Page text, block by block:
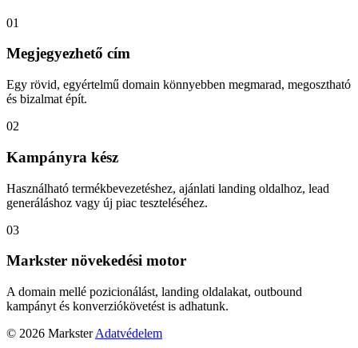
01
Megjegyezhető cím
Egy rövid, egyértelmű domain könnyebben megmarad, megosztható
és bizalmat épít.
02
Kampányra kész
Használható termékbevezetéshez, ajánlati landing oldalhoz, lead
generáláshoz vagy új piac teszteléséhez.
03
Markster növekedési motor
A domain mellé pozicionálást, landing oldalakat, outbound
kampányt és konverziókövetést is adhatunk.
© 2026 Markster Adatvédelem